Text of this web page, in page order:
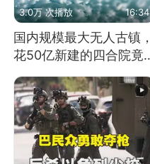
3.0万 次播放 16:34
国内规模最大无人古镇，
花50亿新建的四合院竟
没人住，发生了啥